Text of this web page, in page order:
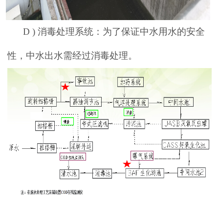
D ) 消毒处理系统：为了保证中水用水的安全
性，中水出水需经过消毒处理。